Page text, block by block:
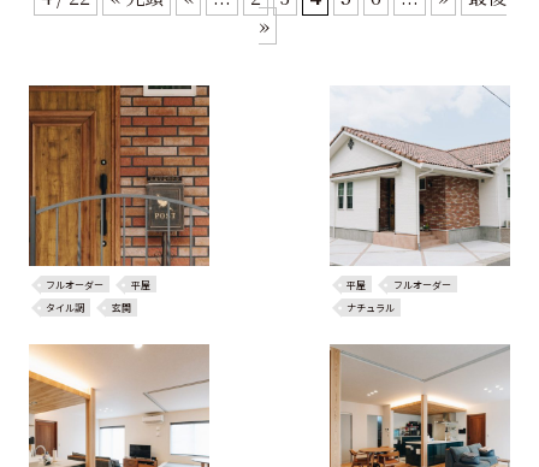
»
フルオーダー
平屋
タイル調
玄関
平屋
フルオーダー
ナチュラル